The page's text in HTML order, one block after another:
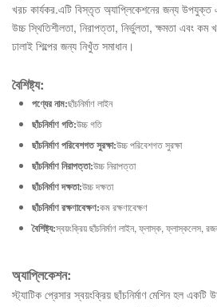
খরচ কার্যকর.এটি বিস্তৃত অ্যাপ্লিকেশনের জন্য উপযুক্ত
উচ্চ স্থিতিশীলতা, নিরাপত্তা, নির্ভুলতা, ক্ষমতা এবং কম
ঢালাই শিল্পের জন্য নিখুঁত সমাধান।
বৈশিষ্ট্য:
পণ্যের নাম:ছাঁচনির্মাণ লাইন
ছাঁচনির্মাণ গতি:উচ্চ গতি
ছাঁচনির্মাণ পরিবেশগত সুরক্ষা:উচ্চ পরিবেশগত সুরক্ষা
ছাঁচনির্মাণ নিরাপত্তা:উচ্চ নিরাপত্তা
ছাঁচনির্মাণ দক্ষতা:উচ্চ দক্ষতা
ছাঁচনির্মাণ রক্ষণাবেক্ষণ:কম রক্ষণাবেক্ষণ
বৈশিষ্ট্য:স্বয়ংক্রিয় ছাঁচনির্মাণ লাইন, ফ্লাস্ক, ফ্লাস্কলেস,
অ্যাপ্লিকেশন:
স্ট্যাটিক প্রেসার স্বয়ংক্রিয় ছাঁচনির্মাণ মেশিন হল একটি